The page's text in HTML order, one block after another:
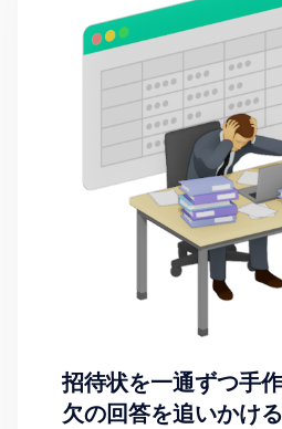
招待状を一通ずつ手
欠の回答を追いかけ